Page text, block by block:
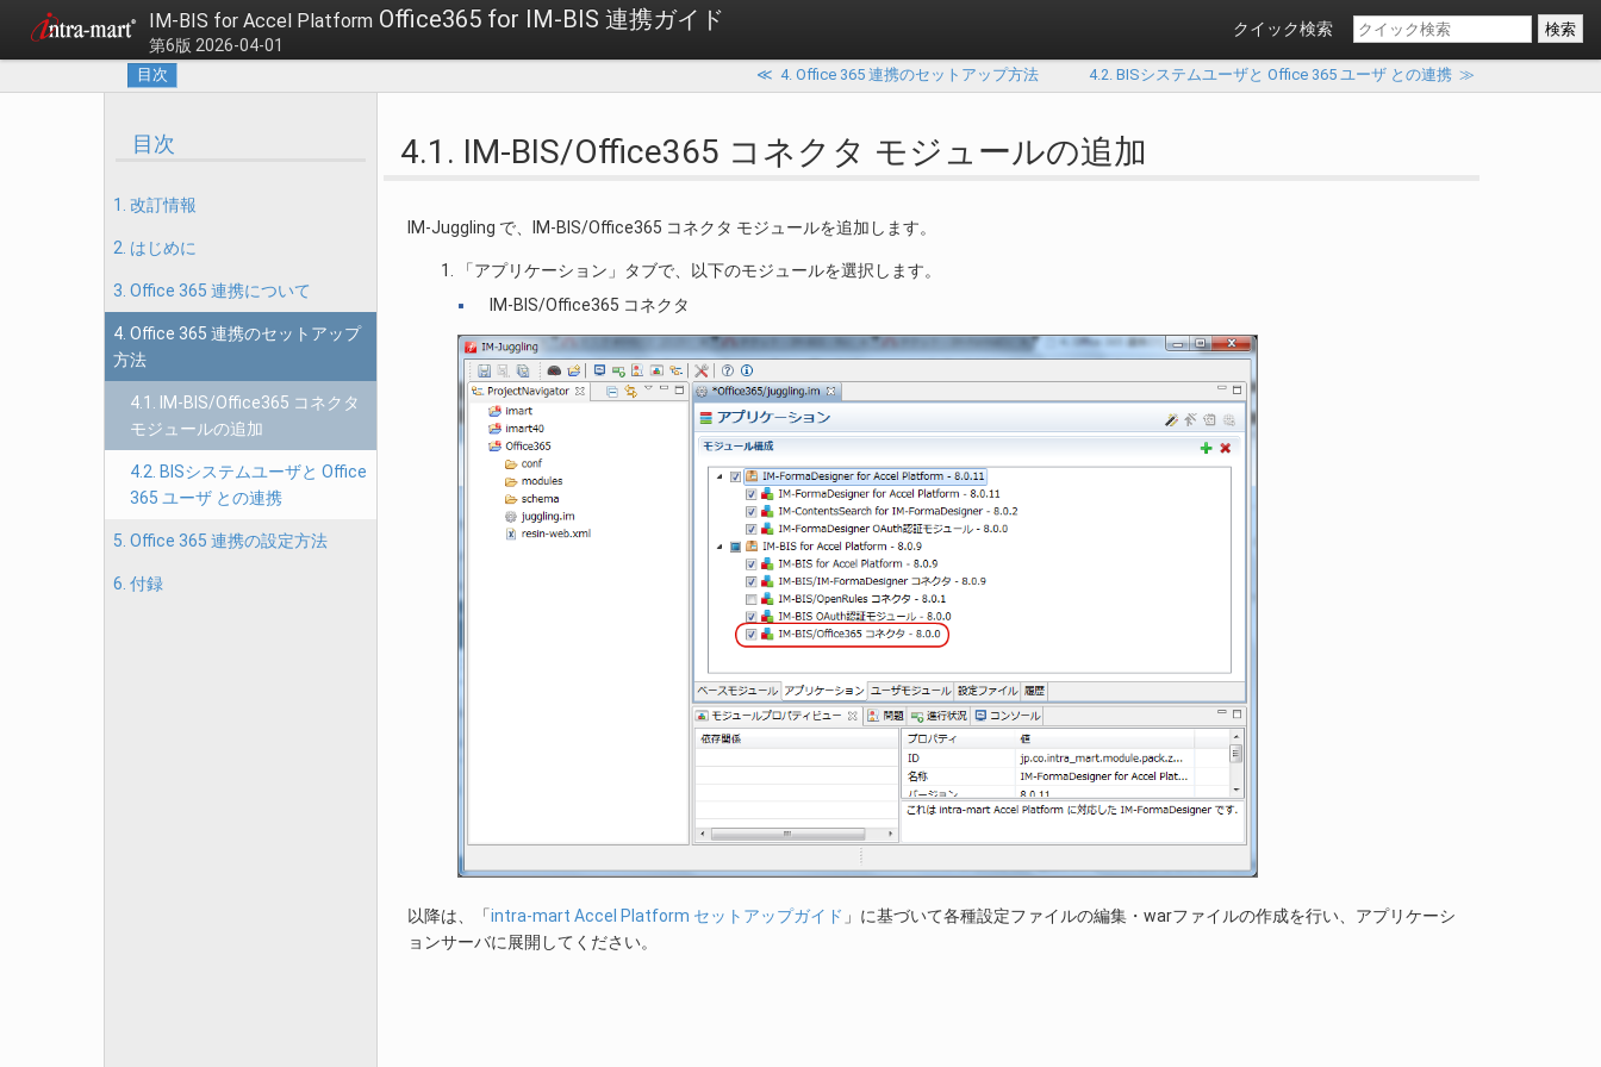
IM-BIS for Accel Platform Office365 for IM-BIS 連携ガイド
第6版 2026-04-01
クイック検索
目次 ≪ 4. Office 365 連携のセットアップ方法 4.2. BISシステムユーザと Office 365 ユーザ との連携≫
目次
1. 改訂情報
2. はじめに
3. Office 365 連携について
4. Office 365 連携のセットアップ
方法
4.1. IM-BIS/Office365 コネクタ
モジュールの追加
4.2. BISシステムユーザと Office
365 ユーザ との連携
5. Office 365 連携の設定方法
6. 付録
4.1. IM-BIS/Office365 コネクタ モジュールの追加
IM-Juggling で、IM-BIS/Office365 コネクタ モジュールを追加します。
「アプリケーション」タブで、以下のモジュールを選択します。
IM-BIS/Office365 コネクタ
以降は、「intra-mart Accel Platform セットアップガイド 」に基づいて各種設定ファイルの編集・warファイルの作成を行い、アプリケーシ
ョンサーバに展開してください。